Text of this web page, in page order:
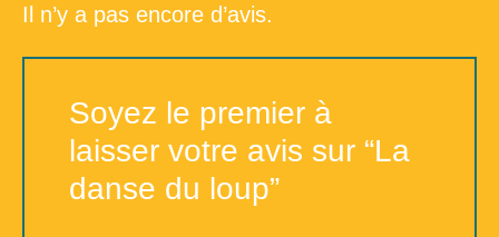
Il n’y a pas encore d’avis.
Soyez le premier à
laisser votre avis sur “La
danse du loup”